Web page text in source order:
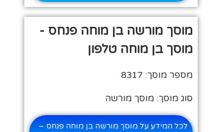
מוסך מורשה בן מוחה פנחס -
מוסך בן מוחה טלפון
מספר מוסך: 8317
סוג מוסך: מוסך מורשה
לכל המידע על מוסך מורשה בן מוחה פנחס –